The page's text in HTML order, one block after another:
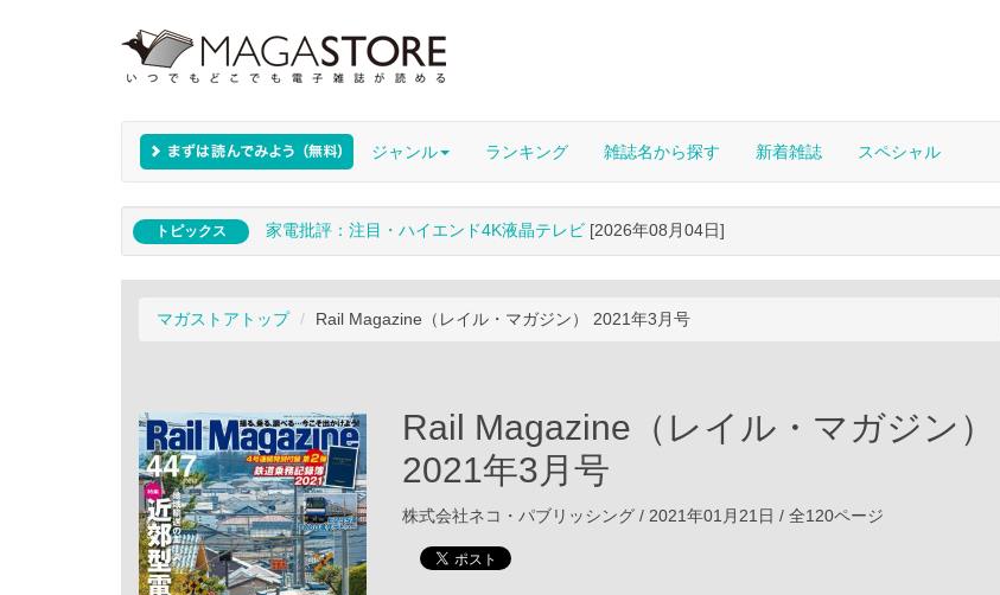
ジャンル ランキング 雑誌名から探す 新着雑誌 スペシャル
トピックス 家電批評：注目・ハイエンド4K液晶テレビ [2026年08月04日]
マガストアトップ Rail Magazine（レイル・マガジン） 2021年3月号
Rail Magazine（レイル・マガジン）
2021年3月号
株式会社ネコ・パブリッシング / 2021年01月21日 / 全120ページ